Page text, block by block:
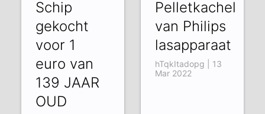
Schip
gekocht
voor 1
euro van
139 JAAR
OUD
Pelletkachel
van Philips
lasapparaat
hTqkItadopg | 13
Mar 2022